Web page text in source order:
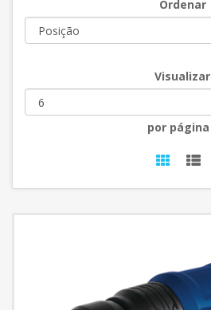
Ordenar
Visualizar
por página